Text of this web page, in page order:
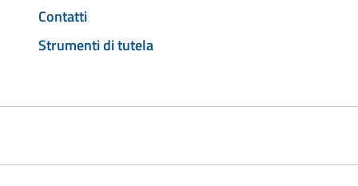
Contatti
Strumenti di tutela